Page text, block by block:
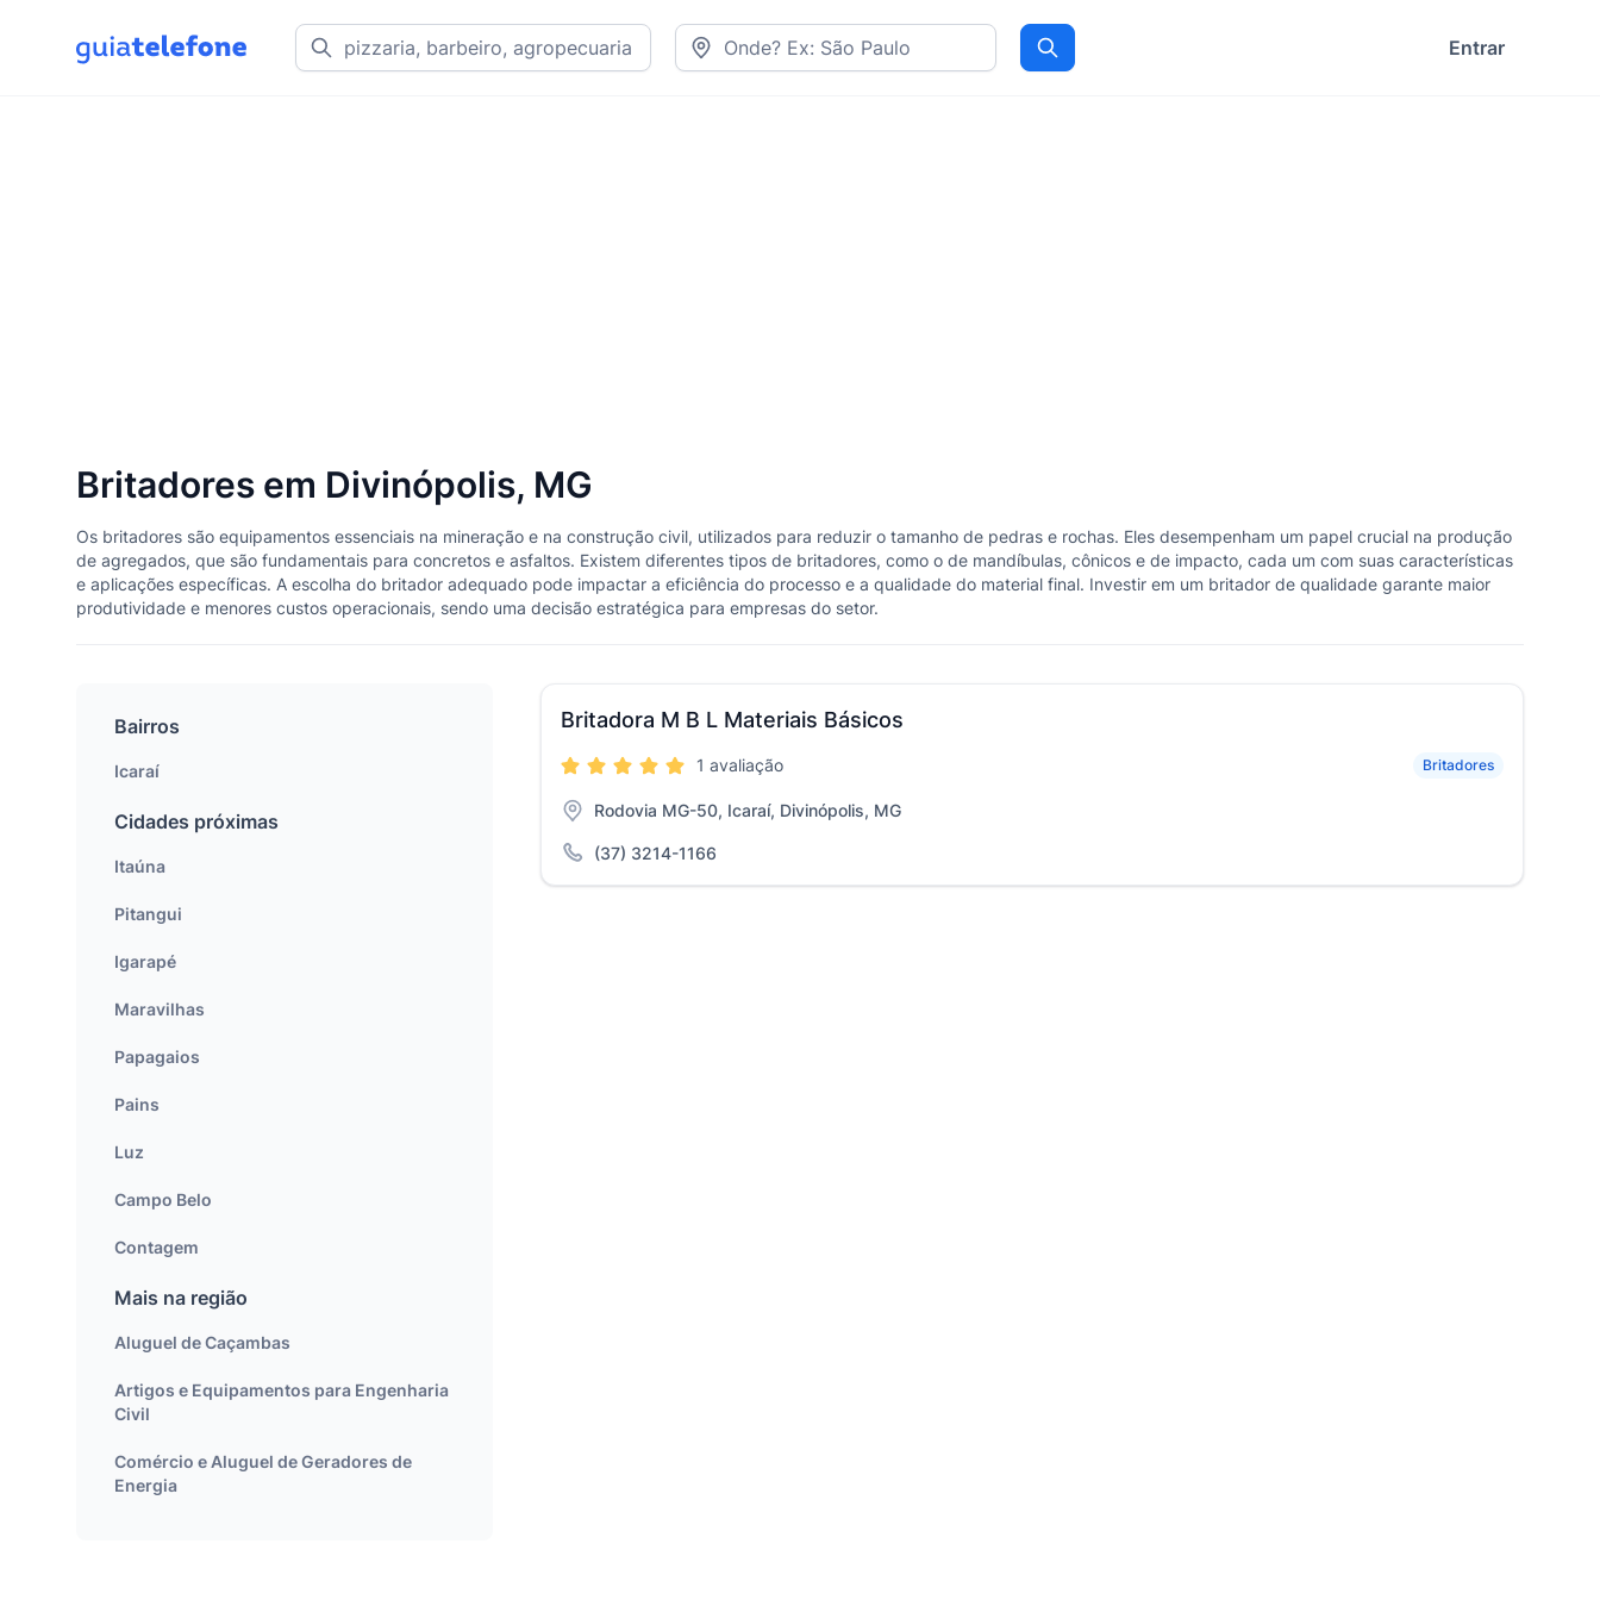
Procurar Entrar
Britadores em Divinópolis, MG
Os britadores são equipamentos essenciais na mineração e na construção civil, utilizados para reduzir o tamanho de pedras e rochas. Eles desempenham um papel crucial na produção
de agregados, que são fundamentais para concretos e asfaltos. Existem diferentes tipos de britadores, como o de mandíbulas, cônicos e de impacto, cada um com suas características
e aplicações específicas. A escolha do britador adequado pode impactar a eficiência do processo e a qualidade do material final. Investir em um britador de qualidade garante maior
produtividade e menores custos operacionais, sendo uma decisão estratégica para empresas do setor.
Britadora M B L Materiais Básicos
Britadores
1 avaliação
Rodovia MG-50, Icaraí, Divinópolis, MG
(37) 3214-1166
Bairros
Icaraí
Cidades próximas
Itaúna
Pitangui
Igarapé
Maravilhas
Papagaios
Pains
Luz
Campo Belo
Contagem
Mais na região
Aluguel de Caçambas
Artigos e Equipamentos para Engenharia
Civil
Comércio e Aluguel de Geradores de
Energia